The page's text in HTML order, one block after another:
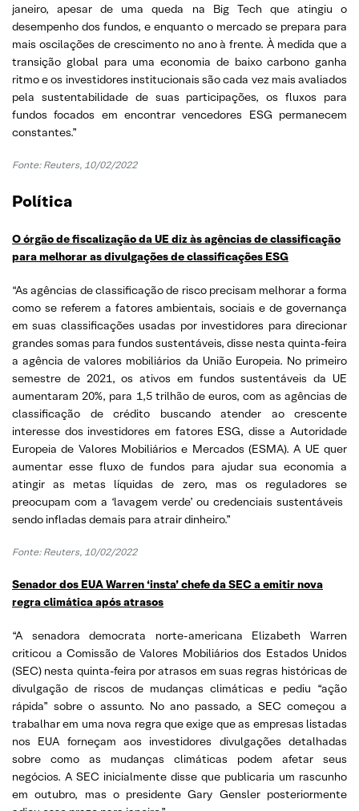
janeiro, apesar de uma queda na Big Tech que atingiu o
desempenho dos fundos, e enquanto o mercado se prepara para
mais oscilações de crescimento no ano à frente. À medida que a
transição global para uma economia de baixo carbono ganha
ritmo e os investidores institucionais são cada vez mais avaliados
pela sustentabilidade de suas participações, os fluxos para
fundos focados em encontrar vencedores ESG permanecem
constantes.”
Fonte: Reuters, 10/02/2022
Política
O órgão de fiscalização da UE diz às agências de classificação
para melhorar as divulgações de classificações ESG
“As agências de classificação de risco precisam melhorar a forma
como se referem a fatores ambientais, sociais e de governança
em suas classificações usadas por investidores para direcionar
grandes somas para fundos sustentáveis, disse nesta quinta-feira
a agência de valores mobiliários da União Europeia. No primeiro
semestre de 2021, os ativos em fundos sustentáveis ​​da UE
aumentaram 20%, para 1,5 trilhão de euros, com as agências de
classificação de crédito buscando atender ao crescente
interesse dos investidores em fatores ESG, disse a Autoridade
Europeia de Valores Mobiliários e Mercados (ESMA). A UE quer
aumentar esse fluxo de fundos para ajudar sua economia a
atingir as metas líquidas de zero, mas os reguladores se
preocupam com a ‘lavagem verde’ ou credenciais sustentáveis ​​
sendo infladas demais para atrair dinheiro.”
Fonte: Reuters, 10/02/2022
Senador dos EUA Warren ‘insta’ chefe da SEC a emitir nova
regra climática após atrasos
“A senadora democrata norte-americana Elizabeth Warren
criticou a Comissão de Valores Mobiliários dos Estados Unidos
(SEC) nesta quinta-feira por atrasos em suas regras históricas de
divulgação de riscos de mudanças climáticas e pediu “ação
rápida” sobre o assunto. No ano passado, a SEC começou a
trabalhar em uma nova regra que exige que as empresas listadas
nos EUA forneçam aos investidores divulgações detalhadas
sobre como as mudanças climáticas podem afetar seus
negócios. A SEC inicialmente disse que publicaria um rascunho
em outubro, mas o presidente Gary Gensler posteriormente